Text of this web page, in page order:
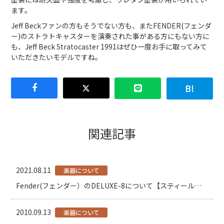
ます。
Jeff Beckファンの方もそうでない方も、またFENDER(フェンダ
ー)のストラトキャスターを演奏された事がある方にもない方に
も、Jeff Beck Stratocaster 1991はぜひ一度お手に取ってみて
いただきたいモデルですね。
関連記事
2021.08.11 楽器について
Fender(フェンダー）のDELUXE-8について【スティールギター】
2010.09.13 楽器について